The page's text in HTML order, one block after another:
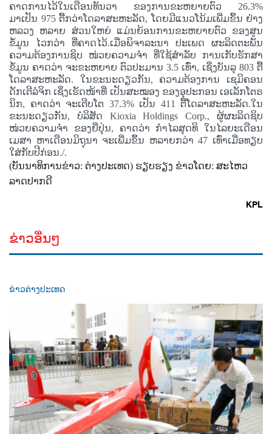
ຄາດການໄວ້ໃນເດືອນທັນວາ ຂອງການຂະຫຍາຍຕົວ 26.3%
ມາເປັນ 975 ຕື້ກວ່າໂດລາສະຫະລັດ, ໂດຍມີແນວໂນ້ມເພີ່ມຂຶ້ນ ຢ່າງ
ຫລວງ ຫລາຍ ສ່ວນໃຫຍ່ ແມ່ນຍ້ອນການຂະຫຍາຍຕົວ ຂອງສູນ
ຂໍ້ມູນ ໄວກວ່າ ທີ່ຄາດໄວ້.ເມື່ອພິຈາລະນາ ປະເພດ ຜະລິດຕະພັນ
ຄວາມຕ້ອງການຊິບ ໜ່ວຍຄວາມຈຳ ທີ່ໃຊ້ສຳລັບ ການເກັບຮັກສາ
ຂໍ້ມູນ ຄາດວ່າ ຈະຂະຫຍາຍ ຕົວປະມານ 3.5 ເທົ່າ, ເຊິ່ງບັນລຸ 803 ຕື້
ໂດລາສະຫະລັດ. ໃນຂະນະດຽວກັນ, ຄວາມຕ້ອງການ ເຊມິຄອນ
ດັກເຕີລໍຈິກ ເຊິ່ງເຮັດໜ້າທີ່ ເປັນສະໝອງ ຂອງອຸປະກອນ ເອເລັກໂຕຣ
ນິກ, ຄາດວ່າ ຈະເຕີບໂຕ 37.3% ເປັນ 411 ຕື້ໂດລາສະຫະລັດ.ໃນ
ຂະນະດຽວກັນ, ບໍລິສັດ Kioxia Holdings Corp., ຜູ້ຜະລິດຊິບ
ໜ່ວຍຄວາມຈຳ ຂອງຍີ່ປຸ່ນ, ຄາດວ່າ ກຳໄລສຸດທິ ໃນໄລຍະເດືອນ
ເມສາ ຫາເດືອນມິຖຸນາ ຈະເພີ່ມຂຶ້ນ ຫລາຍກວ່າ 47 ເທົ່າເມື່ອທຽບ
ໃສ່ກັບປີກ່ອນ./.
(ບັນນາທິການຂ່າວ: ຕ່າງປະເທດ) ຮຽບຮຽງ ຂ່າວໂດຍ: ສະໄຫວ
ລາດປາກດີ
KPL
ຂ່າວອື່ນໆ
ຂ່າວຕ່າງປະເທດ